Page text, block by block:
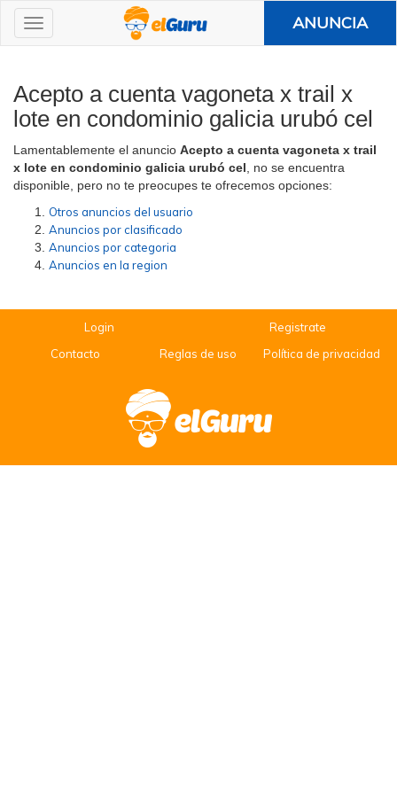
ANUNCIA
Acepto a cuenta vagoneta x trail x
lote en condominio galicia urubó cel
Lamentablemente el anuncio Acepto a cuenta vagoneta x trail
x lote en condominio galicia urubó cel , no se encuentra
disponible, pero no te preocupes te ofrecemos opciones:
Otros anuncios del usuario
Anuncios por clasificado
Anuncios por categoria
Anuncios en la region
Login
Registrate
Contacto
Reglas de uso Política de privacidad